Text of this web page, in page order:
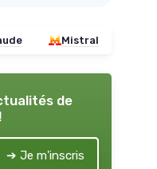
Mistral
de
➔ Je m'inscris